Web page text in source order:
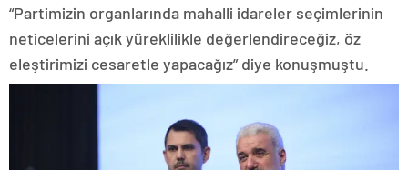
“Partimizin organlarında mahalli idareler seçimlerinin
neticelerini açık yüreklilikle değerlendireceğiz, öz
eleştirimizi cesaretle yapacağız” diye konuşmuştu.